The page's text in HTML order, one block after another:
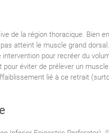
de la région thoracique. Bien
atteint le muscle grand dorsal.
pour recréer du
pour éviter de prélever un
lié à ce retrait